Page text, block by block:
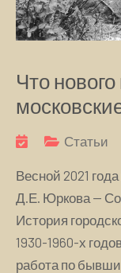
Что
Статьи
Весной 2021
Д.Е. Юркова —
История
1930-1960-х
работа по